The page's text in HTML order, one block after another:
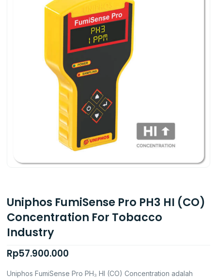
Uniphos FumiSense Pro PH3 HI (CO)
Concentration For Tobacco
Industry
Rp57.900.000
Uniphos FumiSense Pro PH₃ HI (CO) Concentration adalah